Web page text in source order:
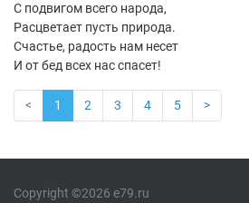
С подвигом всего народа,
Расцветает пусть природа.
Счастье, радость нам несет
И от бед всех нас спасет!
< 1 2 3 4 5 >
Copyright ©2026 e79.ru